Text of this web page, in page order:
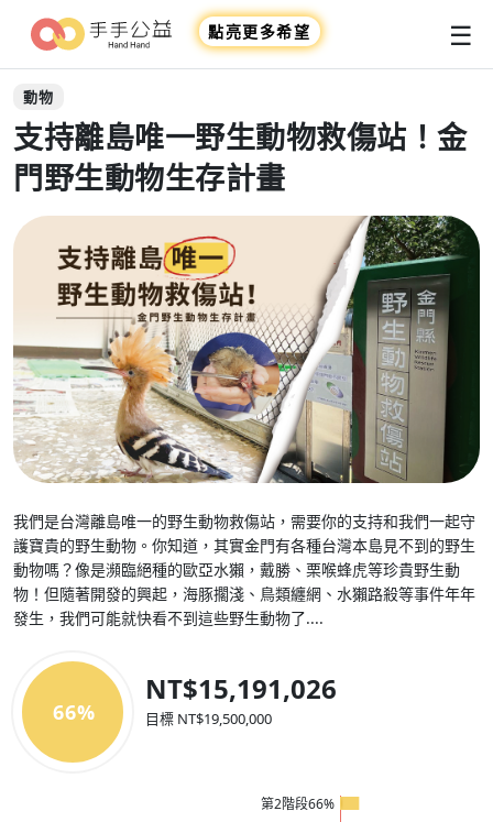
點亮更多希望 ☰
動物
支持離島唯一野生動物救傷站！金
門野生動物生存計畫
我們是台灣離島唯一的野生動物救傷站，需要你的支持和我們一起守
護寶貴的野生動物。你知道，其實金門有各種台灣本島見不到的野生
動物嗎？像是瀕臨絕種的歐亞水獺，戴勝、栗喉蜂虎等珍貴野生動
物！但隨著開發的興起，海豚擱淺、鳥類纏網、水獺路殺等事件年年
發生，我們可能就快看不到這些野生動物了....
66%
NT$15,191,026
目標 NT$19,500,000
第2階段66%